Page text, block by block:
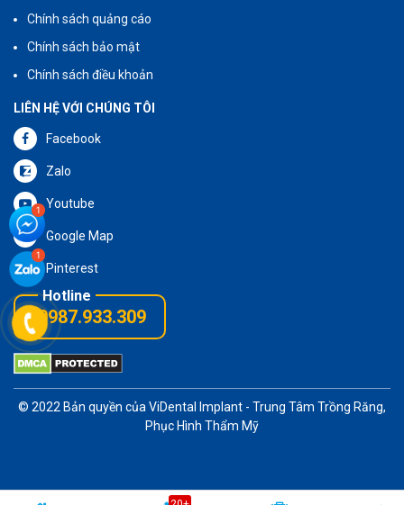
Chính sách quảng cáo
Chính sách bảo mật
Chính sách điều khoản
LIÊN HỆ VỚI CHÚNG TÔI
Facebook
Zalo
Youtube
Google Map
Pinterest
0987.933.309
© 2022 Bản quyền củaViDental Implant - Trung Tâm Trồng Răng,
Phục Hình Thẩm Mỹ